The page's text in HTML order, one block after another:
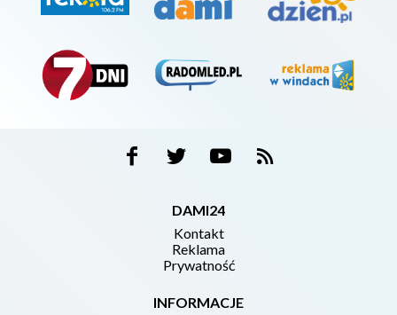
DAMI24
Kontakt
Reklama
Prywatność
INFORMACJE